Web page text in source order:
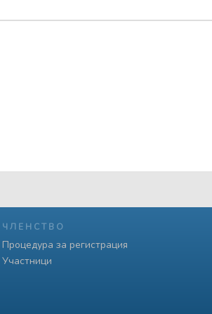
ЧЛЕНСТВО
Процедура за регистрация
Участници